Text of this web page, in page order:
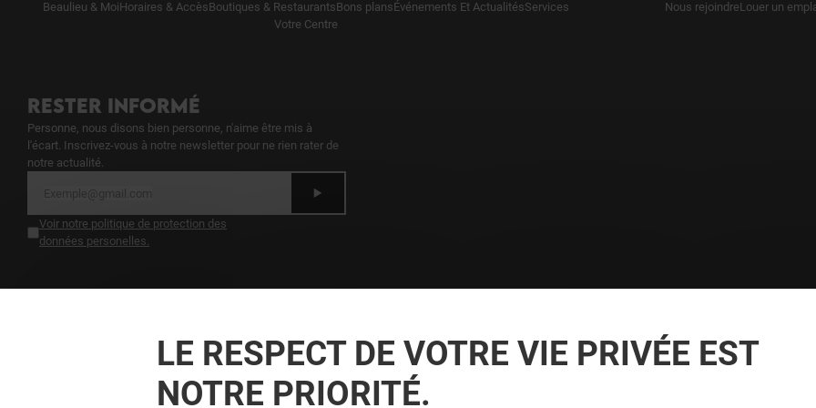
Beaulieu & MoiHoraires & AccèsBoutiques & RestaurantsBons plansÉvénements Et ActualitésServices
Votre Centre
Nous rejoindreLouer un
RESTER INFORMÉ
Personne, nous disons bien personne, n'aime être mis à
l'écart. Inscrivez-vous à notre newsletter pour ne rien rater de
notre actualité.
Voir notre politique de protection des
données personelles.
Devenez membre de Beaulieu & Moi pour bénéficier
d'avantages, d'offres et de services exclusifs dansLE RESPECT DE VOTRE VIE PRIVÉE EST
NOTRE PRIORITÉ.